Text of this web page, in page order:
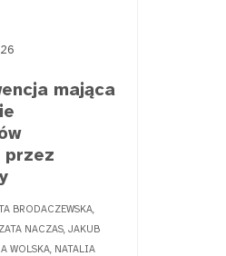
mająca
przez
BRODACZEWSKA,
NACZAS, JAKUB
WOLSKA, NATALIA